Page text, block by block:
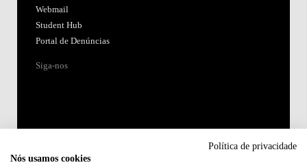
Webmail
Student Hub
Portal de Denúncias
Siga-nos
Política de privacidade
Nós usamos cookies